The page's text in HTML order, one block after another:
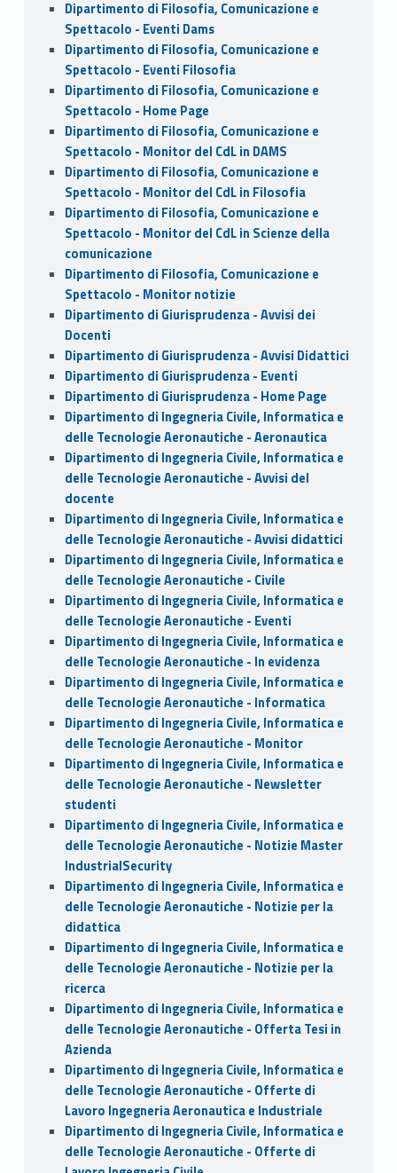
Dipartimento di Filosofia, Comunicazione e
Spettacolo - Eventi Dams
Dipartimento di Filosofia, Comunicazione e
Spettacolo - Eventi Filosofia
Dipartimento di Filosofia, Comunicazione e
Spettacolo - Home Page
Dipartimento di Filosofia, Comunicazione e
Spettacolo - Monitor del CdL in DAMS
Dipartimento di Filosofia, Comunicazione e
Spettacolo - Monitor del CdL in Filosofia
Dipartimento di Filosofia, Comunicazione e
Spettacolo - Monitor del CdL in Scienze della
comunicazione
Dipartimento di Filosofia, Comunicazione e
Spettacolo - Monitor notizie
Dipartimento di Giurisprudenza - Avvisi dei
Docenti
Dipartimento di Giurisprudenza - Avvisi Didattici
Dipartimento di Giurisprudenza - Eventi
Dipartimento di Giurisprudenza - Home Page
Dipartimento di Ingegneria Civile, Informatica e
delle Tecnologie Aeronautiche - Aeronautica
Dipartimento di Ingegneria Civile, Informatica e
delle Tecnologie Aeronautiche - Avvisi del
docente
Dipartimento di Ingegneria Civile, Informatica e
delle Tecnologie Aeronautiche - Avvisi didattici
Dipartimento di Ingegneria Civile, Informatica e
delle Tecnologie Aeronautiche - Civile
Dipartimento di Ingegneria Civile, Informatica e
delle Tecnologie Aeronautiche - Eventi
Dipartimento di Ingegneria Civile, Informatica e
delle Tecnologie Aeronautiche - In evidenza
Dipartimento di Ingegneria Civile, Informatica e
delle Tecnologie Aeronautiche - Informatica
Dipartimento di Ingegneria Civile, Informatica e
delle Tecnologie Aeronautiche - Monitor
Dipartimento di Ingegneria Civile, Informatica e
delle Tecnologie Aeronautiche - Newsletter
studenti
Dipartimento di Ingegneria Civile, Informatica e
delle Tecnologie Aeronautiche - Notizie Master
IndustrialSecurity
Dipartimento di Ingegneria Civile, Informatica e
delle Tecnologie Aeronautiche - Notizie per la
didattica
Dipartimento di Ingegneria Civile, Informatica e
delle Tecnologie Aeronautiche - Notizie per la
ricerca
Dipartimento di Ingegneria Civile, Informatica e
delle Tecnologie Aeronautiche - Offerta Tesi in
Azienda
Dipartimento di Ingegneria Civile, Informatica e
delle Tecnologie Aeronautiche - Offerte di
Lavoro Ingegneria Aeronautica e Industriale
Dipartimento di Ingegneria Civile, Informatica e
delle Tecnologie Aeronautiche - Offerte di